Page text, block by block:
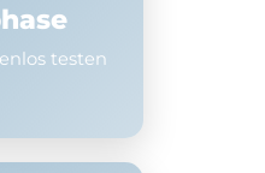
testen